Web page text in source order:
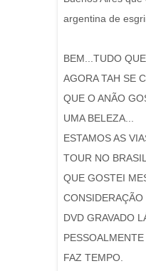
argentina de
BEM...TUDO
AGORA TAH SE
QUE O ANÃO
UMA BELEZA...
ESTAMOS AS
TOUR NO
QUE GOSTEI
DVD GRAVADO
FAZ TEMPO.